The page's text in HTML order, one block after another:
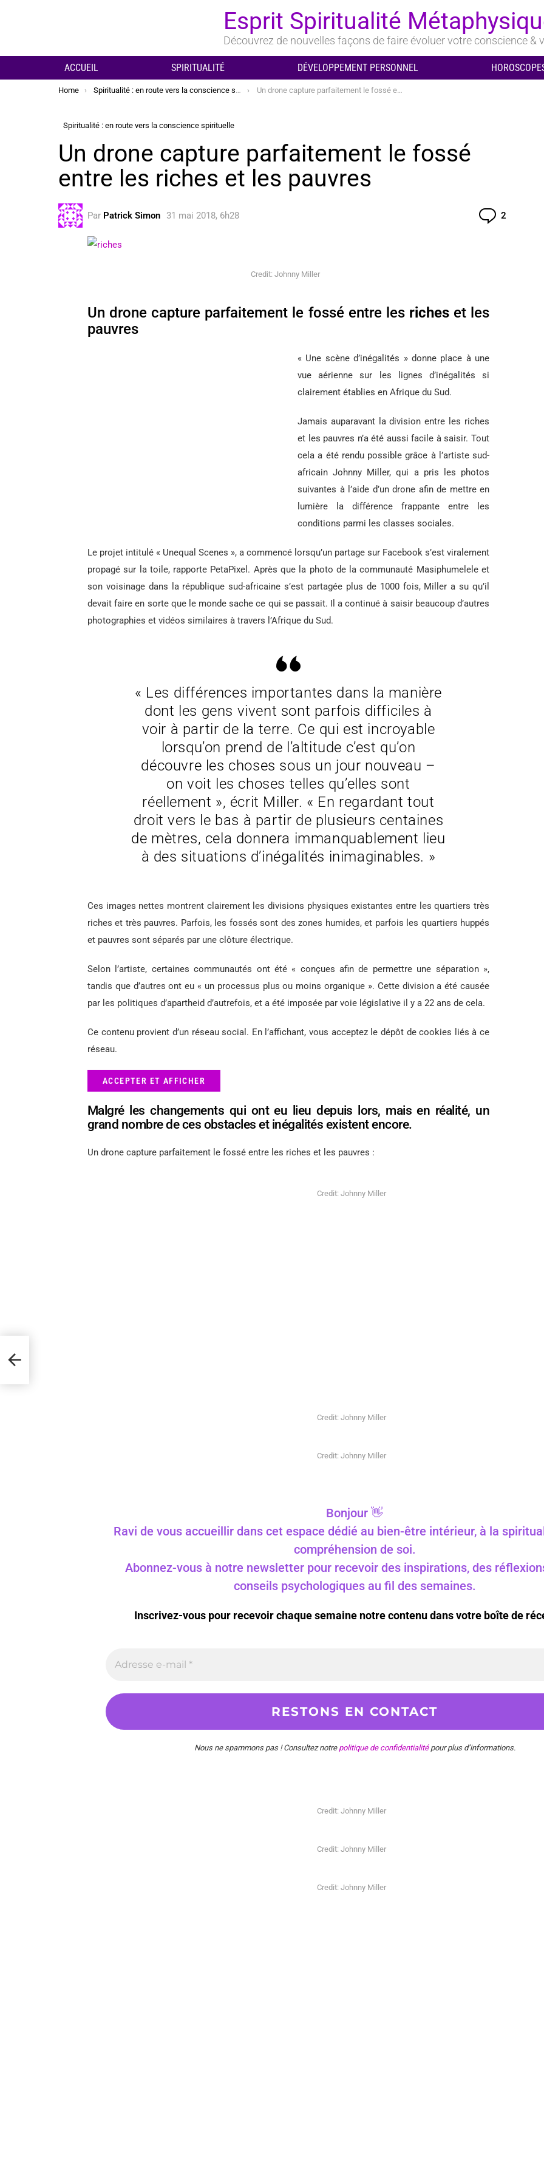
Esprit Spiritualité
Découvrez de nouvelles façons de faire évoluer votre conscience &
ACCUEIL SPIRITUALITÉ DÉVELOPPEMENT PERSONNEL
You are here:
Home Spiritualité : en route vers la conscience spirituelle Un drone capture parfaitement le fossé entre les riches et les pauvres
Spiritualité : en route vers la conscience spirituelle
Un drone capture parfaitement le fossé
entre les riches et les pauvres
Par Patrick Simon 31 mai 2018, 6h28 2
Credit: Johnny Miller
Un drone capture parfaitement le fossé entre les richeset les
pauvres
« Une scène d’inégalités » donne place à une
vue aérienne sur les lignes d’inégalités si
clairement établies en Afrique du Sud.
Jamais auparavant la division entre les riches
et les pauvres n’a été aussi facile à saisir. Tout
cela a été rendu possible grâce à l’artiste sud-
africain Johnny Miller, qui a pris les photos
suivantes à l’aide d’un drone afin de mettre en
lumière la différence frappante entre les
conditions parmi les classes sociales.
Le projet intitulé « Unequal Scenes », a commencé lorsqu’un partage sur Facebook s’est viralement
propagé sur la toile, rapporte PetaPixel. Après que la photo de la communauté Masiphumelele et
son voisinage dans la république sud-africaine s’est partagée plus de 1000 fois, Miller a su qu’il
devait faire en sorte que le monde sache ce qui se passait. Il a continué à saisir beaucoup d’autres
photographies et vidéos similaires à travers l’Afrique du Sud.
« Les différences importantes dans la manière
dont les gens vivent sont parfois difficiles à
voir à partir de la terre. Ce qui est incroyable
lorsqu’on prend de l’altitude c’est qu’on
découvre les choses sous un jour nouveau –
on voit les choses telles qu’elles sont
réellement », écrit Miller. « En regardant tout
droit vers le bas à partir de plusieurs centaines
de mètres, cela donnera immanquablement lieu
à des situations d’inégalités inimaginables. »
Ces images nettes montrent clairement les divisions physiques existantes entre les quartiers très
riches et très pauvres. Parfois, les fossés sont des zones humides, et parfois les quartiers huppés
et pauvres sont séparés par une clôture électrique.
Selon l’artiste, certaines communautés ont été « conçues afin de permettre une séparation »,
tandis que d’autres ont eu « un processus plus ou moins organique ». Cette division a été causée
par les politiques d’apartheid d’autrefois, et a été imposée par voie législative il y a 22 ans de cela.
Ce contenu provient d’un réseau social. En l’affichant, vous acceptez le dépôt de cookies liés à ce
réseau.
ACCEPTER ET AFFICHER
Malgré les changements qui ont eu lieu depuis lors, mais en réalité, un
grand nombre de ces obstacles et inégalités existent encore.
Un drone capture parfaitement le fossé entre les riches et les pauvres :
Credit: Johnny Miller
Credit: Johnny Miller
Credit: Johnny Miller
Bonjour 👋
Ravi de vous accueillir dans cet espace dédié au bien-être intérieur, à la
compréhension de soi.
Abonnez-vous à notre newsletter pour recevoir des inspirations, des
conseils psychologiques au fil des semaines.
Inscrivez-vous pour recevoir chaque semaine notre contenu dans votre boîte de
Nous ne spammons pas ! Consultez notre politique de confidentialitépour plus d’informations.
Credit: Johnny Miller
Credit: Johnny Miller
Credit: Johnny Miller